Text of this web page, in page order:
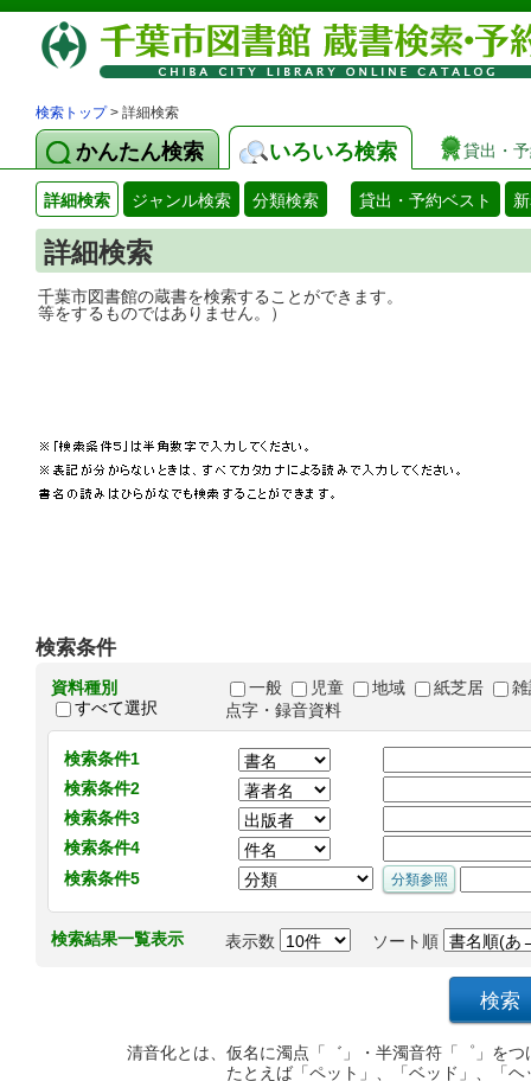
検索トップ> 詳細検索
かんたん検索 いろいろ検索 貸出・
詳細検索 ジャンル検索 分類検索 貸出・予約ベスト
詳細検索
千葉市図書館の蔵書を検索することがで
等をするものではありません。）
検索条件
資料種別
すべて選択
一般 児童 地域 紙芝居
点字・録音資料
検索条件1
検索条件2
検索条件3
検索条件4
検索条件5
検索結果一覧表示 表示数 ソート順
清音化とは、仮名に濁点「゛」・半濁音符「゜」を
たとえば「ペット」、「ベッド」、「